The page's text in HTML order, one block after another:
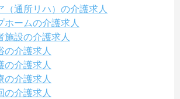
（通所リハ）の介護求人
ホームの介護求人
施設の介護求人
の介護求人
の介護求人
の介護求人
の介護求人